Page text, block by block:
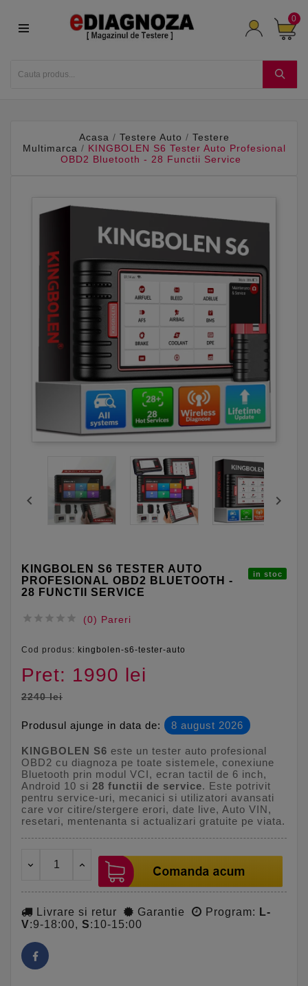
0
Acasa Testere Auto
Testere
Multimarca
KINGBOLEN S6 Tester Auto Profesional
OBD2 Bluetooth - 28 Functii Service
 
KINGBOLEN S6 TESTER AUTO
PROFESIONAL OBD2 BLUETOOTH -
28 FUNCTII SERVICE
in stoc
     (0) Pareri
Cod produs: kingbolen-s6-tester-auto
Pret: 1990 lei
2240 lei
Produsul ajunge in data de: 8 august 2026
KINGBOLEN S6 este un tester auto profesional
OBD2 cu diagnoza pe toate sistemele, conexiune
Bluetooth prin modul VCI, ecran tactil de 6 inch,
Android 10 si 28 functii de service. Este potrivit
pentru service-uri, mecanici si utilizatori avansati
care vor citire/stergere erori, date live, Auto VIN,
resetari, mentenanta si actualizari gratuite pe viata.
Livrare si retur Garantie Program: L-
V:9-18:00, S:10-15:00